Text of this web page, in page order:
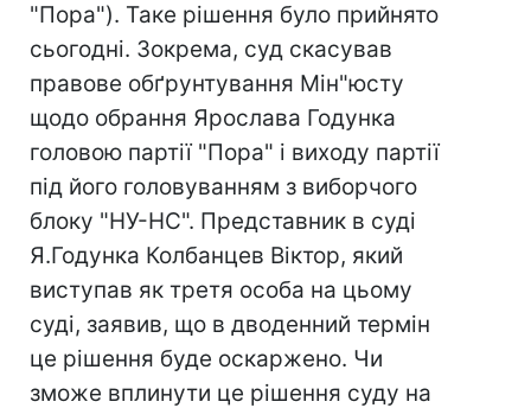
"Пора"). Таке рішення було прийнято
сьогодні. Зокрема, суд скасував
правове обґрунтування Мін"юсту
щодо обрання Ярослава Годунка
головою партії "Пора" і виходу партії
під його головуванням з виборчого
блоку "НУ-НС". Представник в суді
Я.Годунка Колбанцев Віктор, який
виступав як третя особа на цьому
суді, заявив, що в дводенний термін
це рішення буде оскаржено. Чи
зможе вплинути це рішення суду на